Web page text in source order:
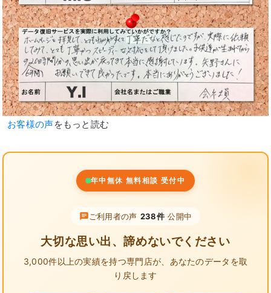
お客様の声をもっと読む
年中無休 無料相談 受付中
ご利用者の声 238件 公開中
大切な思い出、諦めないでください
3,000件以上の実績を持つ専門店が、 あなたのデータを取
り戻します